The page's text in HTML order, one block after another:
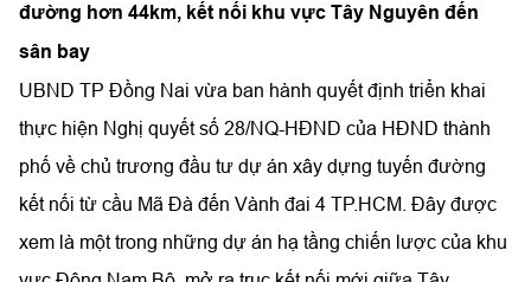
đường hơn 44km, kết nối khu vực Tây Nguyên đến
sân bay
UBND TP Đồng Nai vừa ban hành quyết định triển khai
thực hiện Nghị quyết số 28/NQ-HĐND của HĐND thành
phố về chủ trương đầu tư dự án xây dựng tuyến đường
kết nối từ cầu Mã Đà đến Vành đai 4 TP.HCM. Đây được
xem là một trong những dự án hạ tầng chiến lược của khu